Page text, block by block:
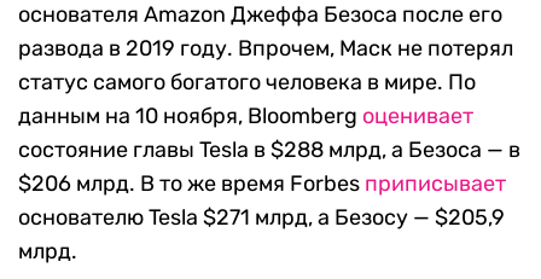
основателя Amazon Джеффа Безоса после его
развода в 2019 году. Впрочем, Маск не потерял
статус самого богатого человека в мире. По
данным на 10 ноября, Bloomberg оценивает
состояние главы Tesla в $288 млрд, а Безоса — в
$206 млрд. В то же время Forbes приписывает
основателю Tesla $271 млрд, а Безосу — $205,9
млрд.